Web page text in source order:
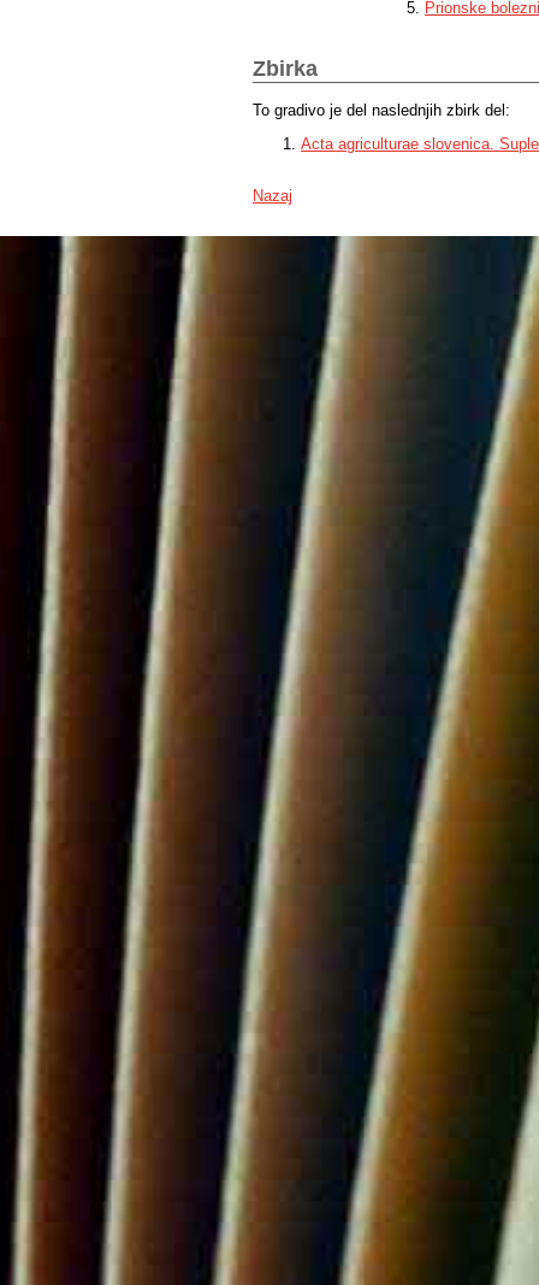
Prionske bolezni
Zbirka
To gradivo je del naslednjih zbirk del:
Acta agriculturae slovenica.
Nazaj